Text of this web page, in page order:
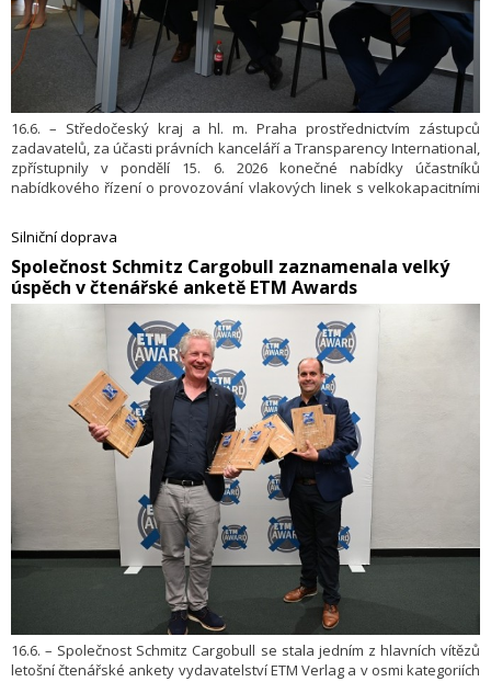
16.6. – Středočeský kraj a hl. m. Praha prostřednictvím zástupců
zadavatelů, za účasti právních kanceláří a Transparency International,
zpřístupnily v pondělí 15. 6. 2026 konečné nabídky účastníků
nabídkového řízení o provozování vlakových linek s velkokapacitními
dopravce v historii České republiky tak dospěl do klíčové fáze, kdy
bude možné po posouzení a hodnocení konečných nabídek
rozhodnout o vítězi. Vysoutěžený dopravce bude na páteřních tratích
na území Prahy a Středočeského kraje provozovat po dobu 30 let
flotilu nových velkokapacitních elektrických jednotek s kapacitou
nejméně 380 míst k sezení. Nyní začíná proces posuzování a
hodnocení konečných nabídek, na jehož konci budou po schválení
orgány Středočeského kraje uzavřeny smlouvy mezi vítězným
dopravcem a oběma zadavateli.
Silniční doprava
​Společnost Schmitz Cargobull zaznamenala velký
úspěch v čtenářské anketě ETM Awards
16.6. – Společnost Schmitz Cargobull se stala jedním z hlavních vítězů
letošní čtenářské ankety vydavatelství ETM Verlag a v osmi kategoriích